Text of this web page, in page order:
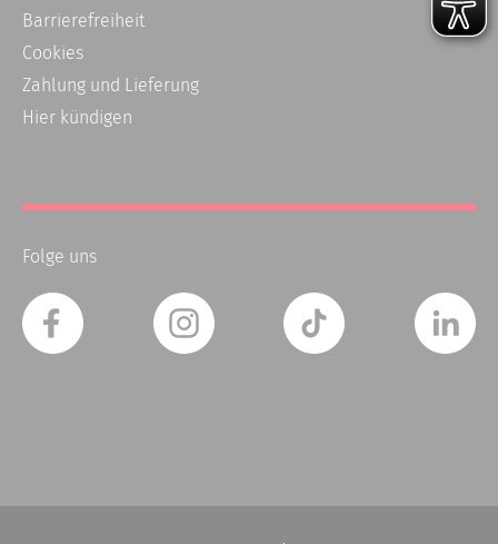
Barrierefreiheit
Cookies
Zahlung und Lieferung
Hier kündigen
Folge uns